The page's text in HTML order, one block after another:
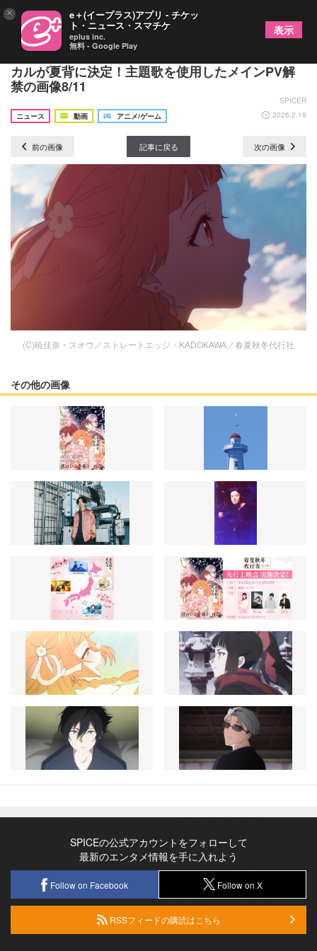
TVアニメ『春夏秋冬代行者 春の舞』OP＆EDボー
カルが夏背に決定！主題歌を使用したメインPV解
禁の画像8/11
SPICER
ニュース
動画 アニメ/ゲーム 2026.2.19
前の画像 記事に戻る 次の画像
(C)暁佳奈・スオウ／ストレートエッジ・KADOKAWA／春夏秋冬代行社
その他の画像
SPICEの公式アカウントをフォローして
最新のエンタメ情報を手に入れよう
Follow on Facebook Follow on X
RSSフィードの購読はこちら
× e＋(イープラス)アプリ - チケッ
ト・ニュース・スマチケ
eplus inc.
無料 - Google Play
表示